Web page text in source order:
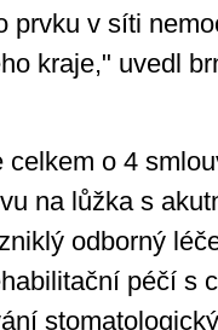
prvku v síti
kraje," uvedl
o 4
na lůžka s
odborný
péčí s